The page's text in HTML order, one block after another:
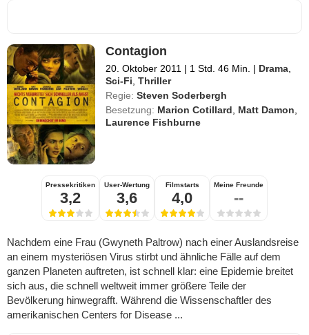
Contagion
20. Oktober 2011 | 1 Std. 46 Min. | Drama
Sci-Fi ,Thriller
Regie: Steven Soderbergh
Besetzung: Marion Cotillard Matt Damon
Laurence Fishburne
Pressekritiken
3,2
User-Wertung
3,6
Filmstarts
4,0
Meine Freunde
--
Nachdem eine Frau (Gwyneth Paltrow) nach einer Auslandsreise
an einem mysteriösen Virus stirbt und ähnliche Fälle auf dem
ganzen Planeten auftreten, ist schnell klar: eine Epidemie breitet
sich aus, die schnell weltweit immer größere Teile der
Bevölkerung hinwegrafft. Während die Wissenschaftler des
amerikanischen Centers for Disease ...